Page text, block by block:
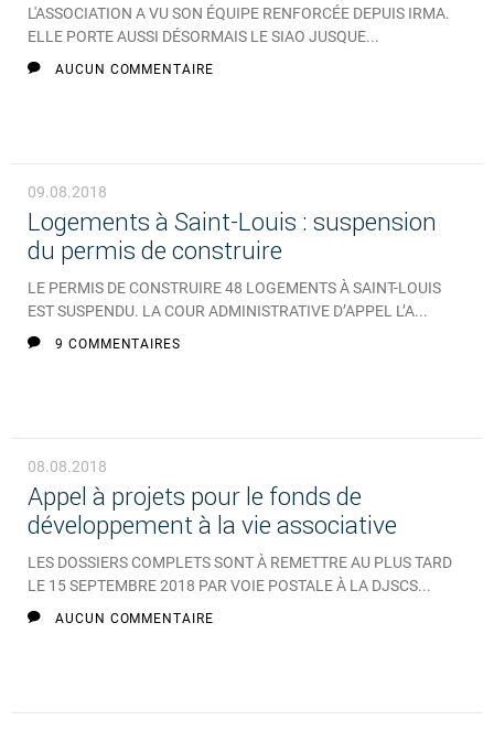
L'ASSOCIATION A VU SON ÉQUIPE RENFORCÉE DEPUIS IRMA.
ELLE PORTE AUSSI DÉSORMAIS LE SIAO JUSQUE...
AUCUN COMMENTAIRE
09.08.2018
Logements à Saint-Louis : suspension
du permis de construire
LE PERMIS DE CONSTRUIRE 48 LOGEMENTS À SAINT-LOUIS
EST SUSPENDU. LA COUR ADMINISTRATIVE D’APPEL L’A...
9 COMMENTAIRES
08.08.2018
Appel à projets pour le fonds de
développement à la vie associative
LES DOSSIERS COMPLETS SONT À REMETTRE AU PLUS TARD
LE 15 SEPTEMBRE 2018 PAR VOIE POSTALE À LA DJSCS...
AUCUN COMMENTAIRE